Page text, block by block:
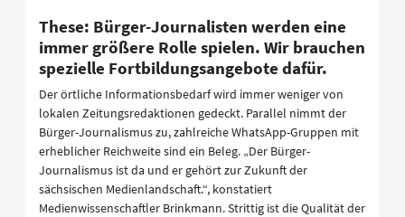
These: Bürger-Journalisten werden eine
immer größere Rolle spielen. Wir brauchen
spezielle Fortbildungsangebote dafür.
Der örtliche Informationsbedarf wird immer weniger von
lokalen Zeitungsredaktionen gedeckt. Parallel nimmt der
Bürger-Journalismus zu, zahlreiche WhatsApp-Gruppen mit
erheblicher Reichweite sind ein Beleg. „Der Bürger-
Journalismus ist da und er gehört zur Zukunft der
sächsischen Medienlandschaft.“, konstatiert
Medienwissenschaftler Brinkmann. Strittig ist die Qualität der